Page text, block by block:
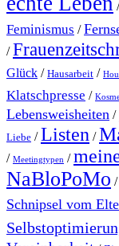
Feminismus /
/
Glück / Hausarbeit /
Klatschpresse /
Lebensweisheiten /
Liebe /Listen /
/ Meetingtypen /
NaBloPoMo /
Schnipsel vom